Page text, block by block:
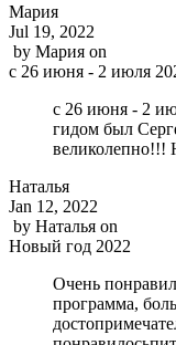
Мария
Jul 19, 2022
by Мария on
с 26 июня - 2 июля
с 26 июня - 2
гидом был
великолепно!!!
Наталья
Jan 12, 2022
by Наталья on
Новый год 2022
Очень
программа,